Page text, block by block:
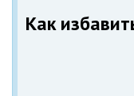
Как